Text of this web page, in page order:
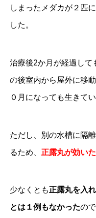
しまったメダカが２匹
した。
治療後2か月が経過して
の後室内から屋外に移
０月になっても生きてい
ただし、別の水槽に隔
るため、 正露丸が効い
少なくとも正露丸を入
とは１例もなかったの